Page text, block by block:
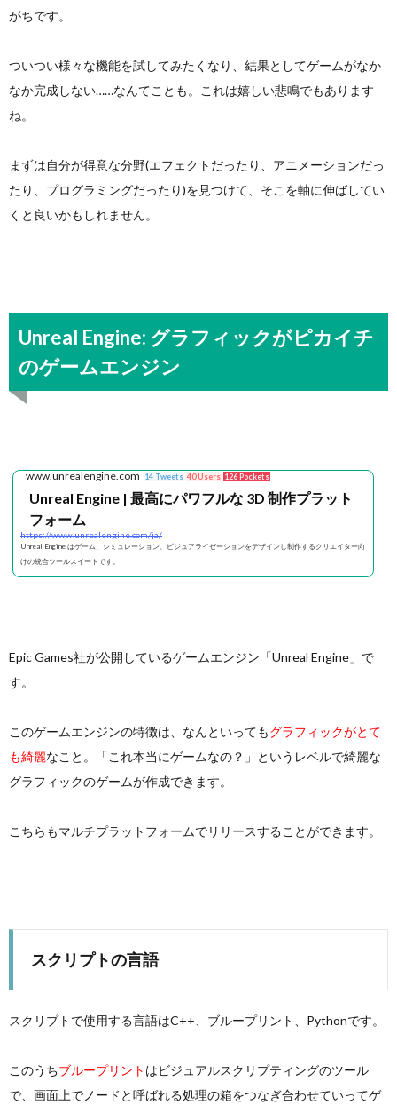
がちです。
ついつい様々な機能を試してみたくなり、結果としてゲームがなか
なか完成しない……なんてことも。これは嬉しい悲鳴でもあります
ね。
まずは自分が得意な分野(エフェクトだったり、アニメーションだっ
たり、プログラミングだったり)を見つけて、そこを軸に伸ばしてい
くと良いかもしれません。
Unreal Engine: グラフィックがピカイチ
のゲームエンジン
www.unrealengine.com 14 Tweets 40 Users 126 Pockets
Unreal Engine | 最高にパワフルな 3D 制作プラット
フォーム
https://www.unrealengine.com/ja/
Unreal Engine はゲーム、シミュレーション、ビジュアライゼーションをデザインし制作するクリエイター向
けの統合ツールスイートです。
Epic Games社が公開しているゲームエンジン「Unreal Engine」で
す。
このゲームエンジンの特徴は、なんといってもグラフィックがとて
も綺麗なこと。「これ本当にゲームなの？」というレベルで綺麗な
グラフィックのゲームが作成できます。
こちらもマルチプラットフォームでリリースすることができます。
スクリプトの言語
スクリプトで使用する言語はC++、ブループリント、Pythonです。
このうちブループリント はビジュアルスクリプティングのツール
で、画面上でノードと呼ばれる処理の箱をつなぎ合わせていってゲ